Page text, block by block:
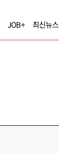
JOB+ 최신뉴스